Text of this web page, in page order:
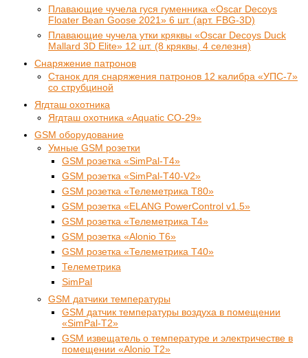
Плавающие чучела гуся гуменника «Oscar Decoys
Floater Bean Goose 2021» 6 шт. (арт. FBG-3D)
Плавающие чучела утки кряквы «Oscar Decoys Duck
Mallard 3D Elite» 12 шт. (8 кряквы, 4 селезня)
Снаряжение патронов
Станок для снаряжения патронов 12 калибра «УПС-7»
со струбциной
Ягдташ охотника
Ягдташ охотника «Aquatic СО-29»
GSM оборудование
Умные GSM розетки
GSM розетка «SimPal-T4»
GSM розетка «SimPal-T40-V2»
GSM розетка «Телеметрика Т80»
GSM розетка «ELANG PowerControl v1.5»
GSM розетка «Телеметрика Т4»
GSM розетка «Alonio T6»
GSM розетка «Телеметрика Т40»
Телеметрика
SimPal
GSM датчики температуры
GSM датчик температуры воздуха в помещении
«SimPal-T2»
GSM извещатель о температуре и электричестве в
помещении «Alonio T2»